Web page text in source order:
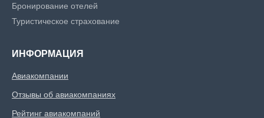
Бронирование отелей
Туристическое страхование
ИНФОРМАЦИЯ
Авиакомпании
Отзывы об авиакомпаниях
Рейтинг авиакомпаний